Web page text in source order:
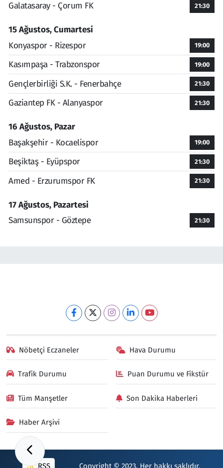
Galatasaray - Çorum FK
21:30
15 Ağustos, Cumartesi
Konyaspor - Rizespor
19:00
Kasımpaşa - Trabzonspor 19:00
Gençlerbirliği S.K. - Fenerbahçe 21:30
Gaziantep FK - Alanyaspor 21:30
16 Ağustos, Pazar
Başakşehir - Kocaelispor
19:00
Beşiktaş - Eyüpspor 21:30
Amed - Erzurumspor FK 21:30
17 Ağustos, Pazartesi
Samsunspor - Göztepe
21:30
Nöbetçi Eczaneler Hava Durumu
Trafik Durumu Puan Durumu ve Fikstür
Tüm Manşetler Son Dakika Haberleri
Haber Arşivi
RSS Copyright © 2023. Her hakkı saklıdır.